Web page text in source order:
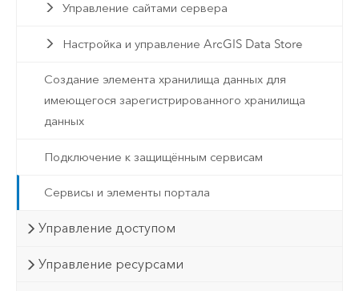
Управление сайтами сервера
Настройка и управление ArcGIS Data Store
Создание элемента хранилища данных для
имеющегося зарегистрированного хранилища
данных
Подключение к защищённым сервисам
Сервисы и элементы портала
Управление доступом
Управление ресурсами